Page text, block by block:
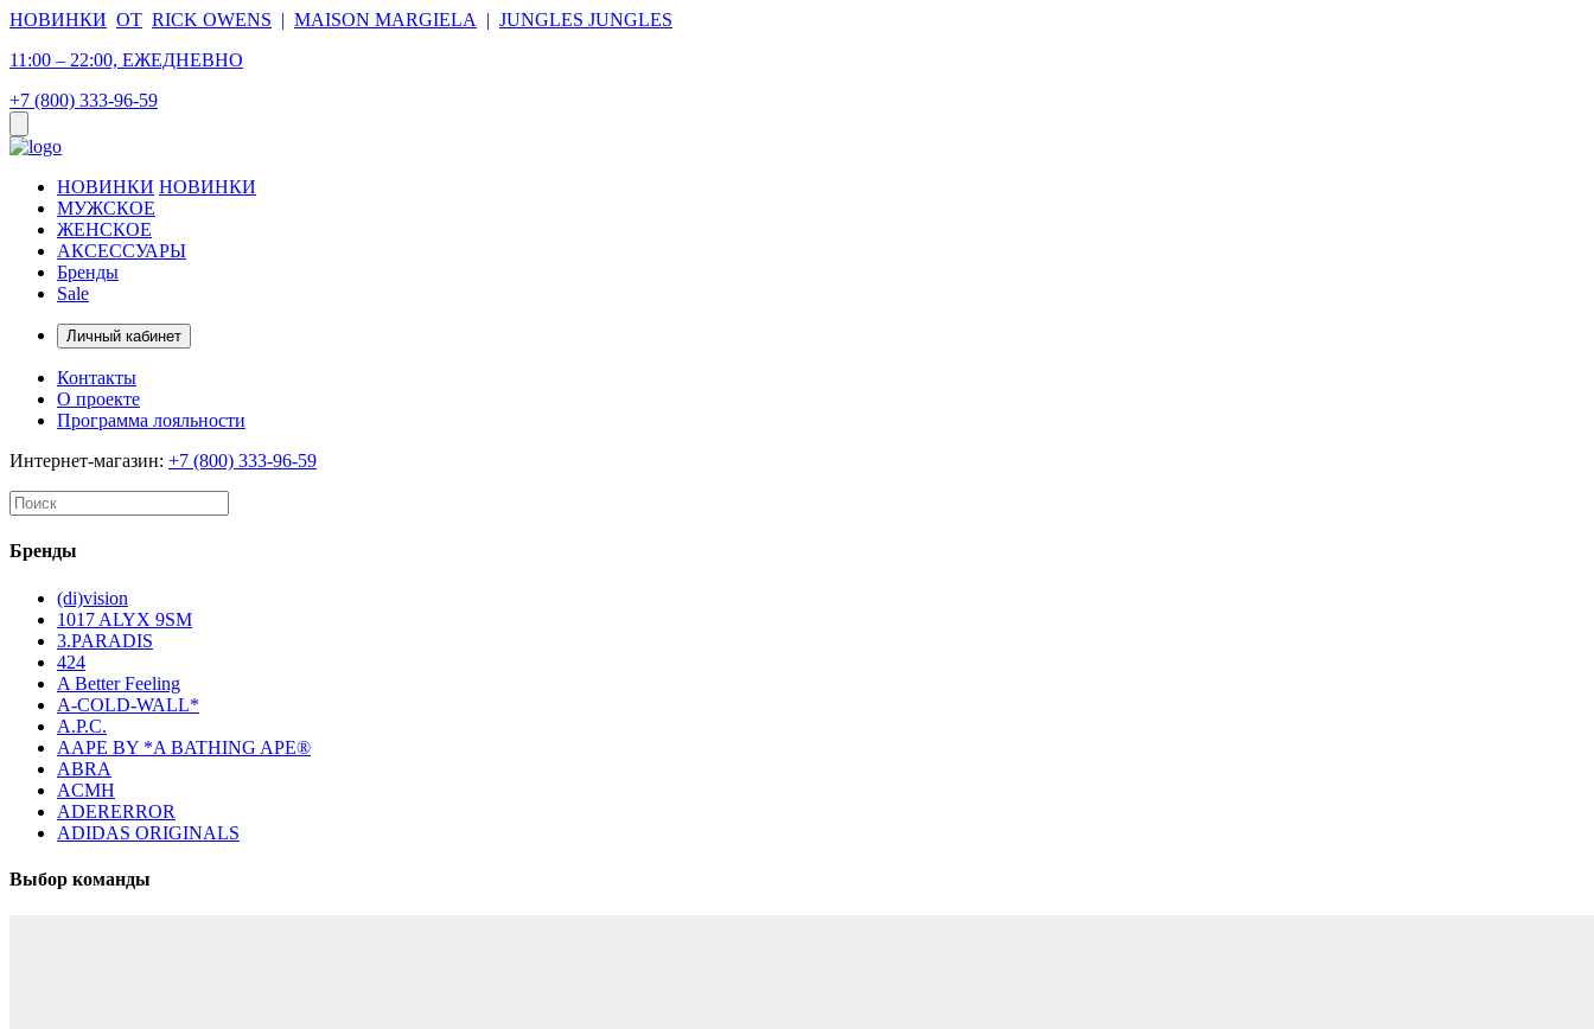
НОВИНКИ ОТ RICK OWENS | MAISON MARGIELA | JUNGLES JUNGLES
11:00 – 22:00, ЕЖЕДНЕВНО
+7 (800) 333-96-59
НОВИНКИ НОВИНКИ
МУЖСКОЕ
ЖЕНСКОЕ
АКСЕССУАРЫ
Бренды
Sale
Личный кабинет
Контакты
О проекте
Программа лояльности
Интернет-магазин: +7 (800) 333-96-59
Бренды
(di)vision
1017 ALYX 9SM
3.PARADIS
424
A Better Feeling
A-COLD-WALL*
A.P.C.
AAPE BY *A BATHING APE®
ABRA
ACMH
ADERERROR
ADIDAS ORIGINALS
Выбор команды